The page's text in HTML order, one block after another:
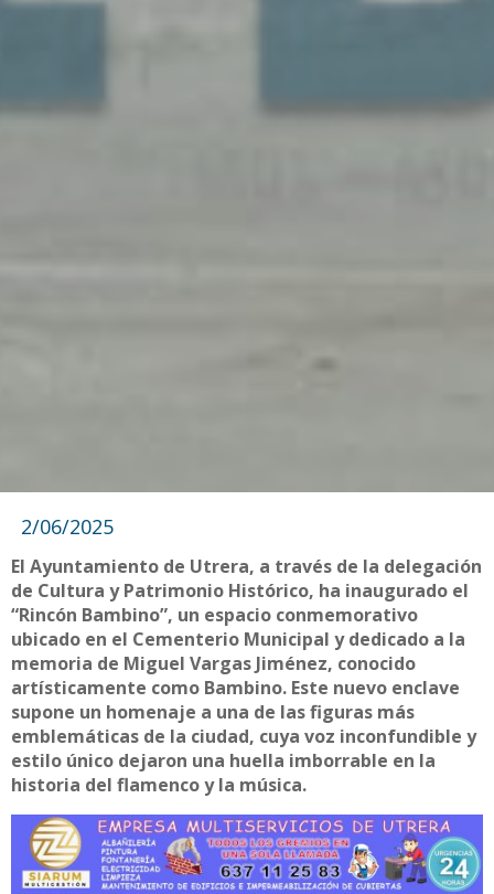
2/06/2025
El Ayuntamiento de Utrera, a través de la delegación
de Cultura y Patrimonio Histórico, ha inaugurado el
“Rincón Bambino”, un espacio conmemorativo
ubicado en el Cementerio Municipal y dedicado a la
memoria de Miguel Vargas Jiménez, conocido
artísticamente como Bambino. Este nuevo enclave
supone un homenaje a una de las figuras más
emblemáticas de la ciudad, cuya voz inconfundible y
estilo único dejaron una huella imborrable en la
historia del flamenco y la música.